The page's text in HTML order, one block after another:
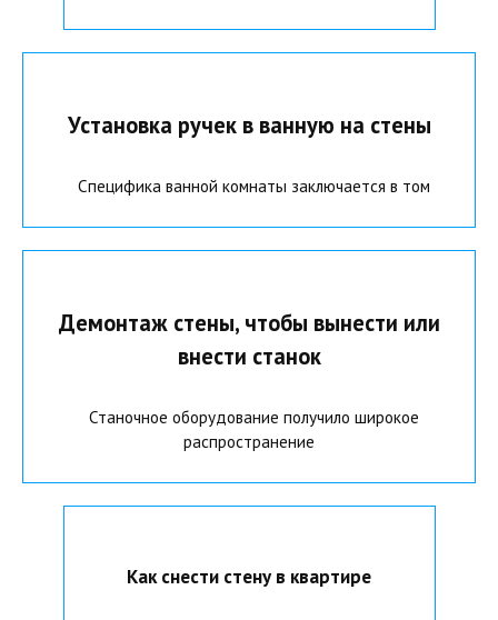
Установка ручек в ванную на стены
Специфика ванной комнаты заключается в том
Демонтаж стены, чтобы вынести или
внести станок
Станочное оборудование получило широкое
распространение
Как снести стену в квартире